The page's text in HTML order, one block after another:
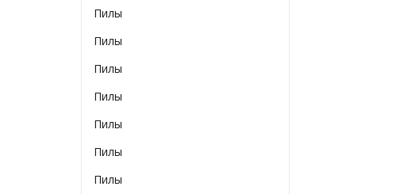
Пилы
Пилы
Пилы
Пилы
Пилы
Пилы
Пилы